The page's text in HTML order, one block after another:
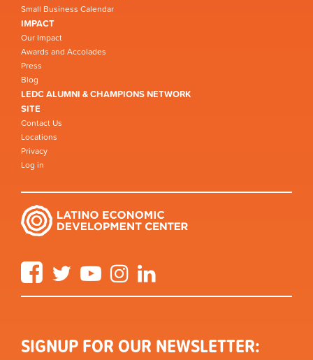
Small Business Calendar
IMPACT
Our Impact
Awards and Accolades
Press
Blog
LEDC ALUMNI & CHAMPIONS NETWORK
SITE
Contact Us
Locations
Privacy
Log in
FacebookTwitter YouTube Instagram
SIGNUP FOR OUR NEWSLETTER: